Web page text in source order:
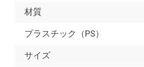
材質
プラスチック（PS）
サイズ